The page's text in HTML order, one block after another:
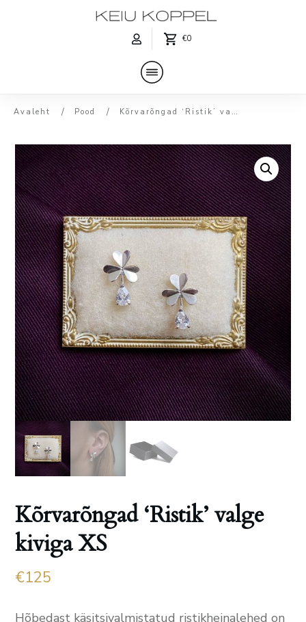
€0
Avaleht / Pood / Kõrvarõngad ‘Ristik’ valge kiviga XS
Kõrvarõngad ‘Ristik’ valge
kiviga XS
€125
Hõbedast käsitsivalmistatud ristikheinalehed on